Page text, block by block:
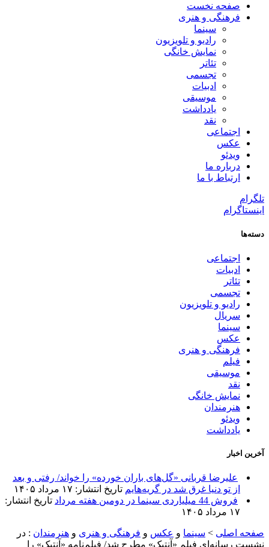
صفحه نخست
فرهنگی و هنری
سینما
رادیو و تلویزیون
نمایش خانگی
تئاتر
تجسمی
ادبیات
موسیقی
یادداشت
نقد
اجتماعی
عکس
ویدئو
درباره ما
ارتباط با ما
تلگرام
اینستاگرام
دسته‌ها
اجتماعی
ادبیات
تئاتر
تجسمی
رادیو و تلویزیون
سریال
سینما
عکس
فرهنگی و هنری
فیلم
موسیقی
نقد
نمایش خانگی
هنرمندان
ویدئو
یادداشت
آخرین اخبار
علیرضا قربانی «گل‌های باران خورده» را خواند/ رفتی و بعد
از تو دنیا غرق شد در گریه‌هایم تاریخ انتشار: ۱۷ مرداد ۱۴۰۵
فروش 44 میلیاردی سینما در دومین هفته مرداد
تاریخ انتشار:
۱۷ مرداد ۱۴۰۵
صفحه اصلی > سینما و عکس و فرهنگی و هنری و هنرمندان : در
نشست رسانه‌ای فیلم «آنتیک» مطرح شد/ فیلم‌نامه «آنتیک» را